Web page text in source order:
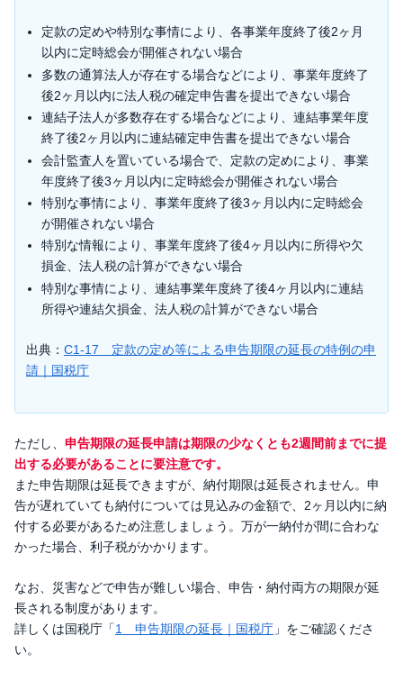
定款の定めや特別な事情により、各事業年度終了後2ヶ月
以内に定時総会が開催されない場合
多数の通算法人が存在する場合などにより、事業年度終了
後2ヶ月以内に法人税の確定申告書を提出できない場合
連結子法人が多数存在する場合などにより、連結事業年度
終了後2ヶ月以内に連結確定申告書を提出できない場合
会計監査人を置いている場合で、定款の定めにより、事業
年度終了後3ヶ月以内に定時総会が開催されない場合
特別な事情により、事業年度終了後3ヶ月以内に定時総会
が開催されない場合
特別な情報により、事業年度終了後4ヶ月以内に所得や欠
損金、法人税の計算ができない場合
特別な事情により、連結事業年度終了後4ヶ月以内に連結
所得や連結欠損金、法人税の計算ができない場合
出典： C1-17 定款の定め等による申告期限の延長の特例の申
請｜国税庁
ただし、 申告期限の延長申請は期限の少なくとも2週間前までに提
出する必要があることに要注意です。
また申告期限は延長できますが、納付期限は延長されません。申
告が遅れていても納付については見込みの金額で、2ヶ月以内に納
付する必要があるため注意しましょう。万が一納付が間に合わな
かった場合、利子税がかかります。
なお、災害などで申告が難しい場合、申告・納付両方の期限が延
長される制度があります。
詳しくは国税庁「1 申告期限の延長｜国税庁 」をご確認くださ
い。